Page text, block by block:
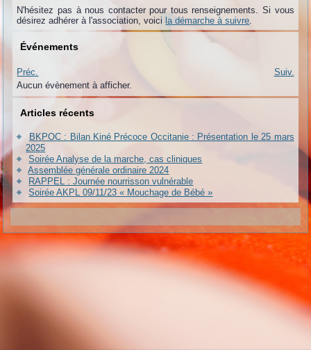
N'hésitez pas à nous contacter pour tous renseignements. Si vous
désirez adhérer à l'association, voici la démarche à suivre.
Événements
Préc.
Suiv.
Aucun évènement à afficher.
Articles récents
BKPOC : Bilan Kiné Précoce Occitanie : Présentation le 25 mars
2025
Soirée Analyse de la marche, cas cliniques
Assemblée générale ordinaire 2024
RAPPEL : Journée nourrisson vulnérable
Soirée AKPL 09/11/23 « Mouchage de Bébé »